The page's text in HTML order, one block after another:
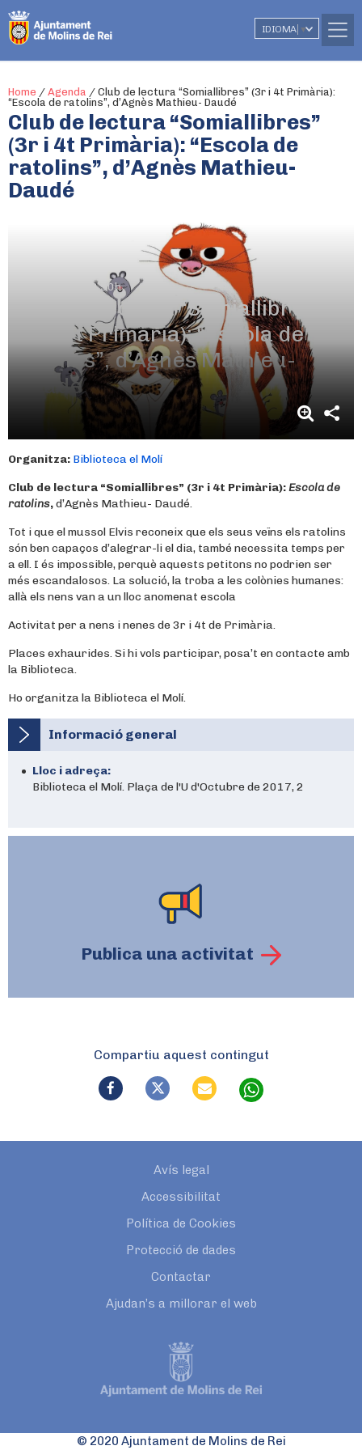
IDIOMA ▼
Home / Agenda / Club de lectura “Somiallibres” (3r i 4t Primària):
“Escola de ratolins”, d’Agnès Mathieu- Daudé
Club de lectura “Somiallibres”
(3r i 4t Primària): “Escola de
ratolins”, d’Agnès Mathieu-
Daudé
De 17.30h a 18.30h
Club de lectura “Somiallibres”
(3r i 4t Primària): “Escola de
ratolins”, d’Agnès Mathieu-
Daudé
Organitza: Biblioteca el Molí
Club de lectura “Somiallibres” (3r i 4t Primària):Escola de
ratolins,d’Agnès Mathieu- Daudé.
Tot i que el mussol Elvis reconeix que els seus veïns els ratolins
són ben capaços d’alegrar-li el dia, també necessita temps per
a ell. I és impossible, perquè aquests petitons no podrien ser
més escandalosos. La solució, la troba a les colònies humanes:
allà els nens van a un lloc anomenat escola
Activitat per a nens i nenes de 3r i 4t de Primària.
Places exhaurides. Si hi vols participar, posa’t en contacte amb
la Biblioteca.
Ho organitza la Biblioteca el Molí.
Informació general
Lloc i adreça:
Biblioteca el Molí. Plaça de l'U d'Octubre de 2017, 2
Publica una activitat
Compartiu aquest contingut
Avís legal
Accessibilitat
Política de Cookies
Protecció de dades
Contactar
Ajudan’s a millorar el web
© 2020 Ajuntament de Molins de Rei